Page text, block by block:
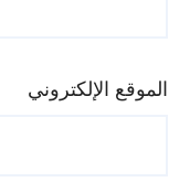
الموقع الإلكتروني